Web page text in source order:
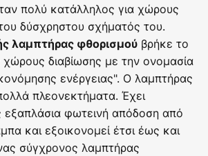
πολύ κατάλληλος για χώρους
δύσχρηστου σχήματός του.
λαμπτήρας φθορισμού βρήκε το
διαβίωσης με την ονομασία
ενέργειας". Ο λαμπτήρας
πλεονεκτήματα. Έχει
εξαπλάσια φωτεινή απόδοση από
και εξοικονομεί έτσι έως και
σύγχρονος λαμπτήρας